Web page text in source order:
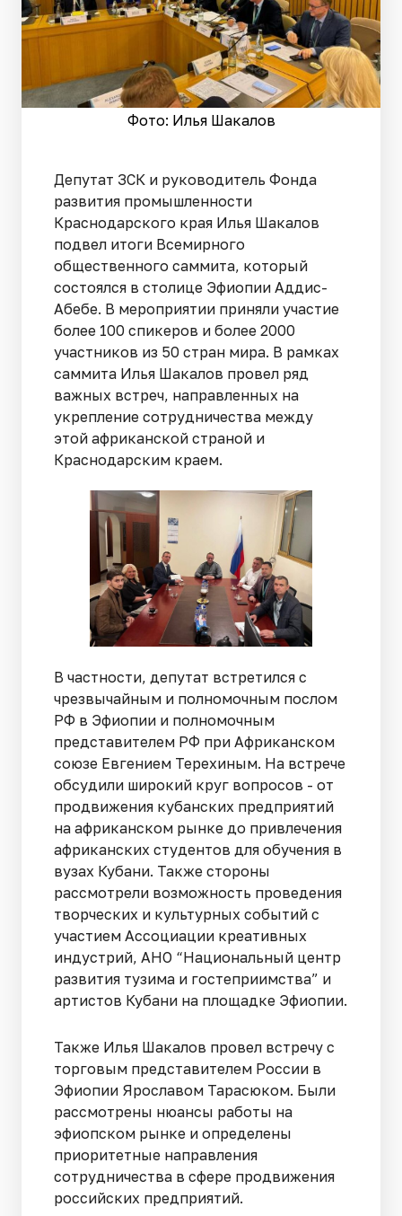
Фото: Илья Шакалов
Депутат ЗСК и руководитель Фонда
развития промышленности
Краснодарского края Илья Шакалов
подвел итоги Всемирного
общественного саммита, который
состоялся в столице Эфиопии Аддис-
Абебе. В мероприятии приняли участие
более 100 спикеров и более 2000
участников из 50 стран мира. В рамках
саммита Илья Шакалов провел ряд
важных встреч, направленных на
укрепление сотрудничества между
этой африканской страной и
Краснодарским краем.
В частности, депутат встретился с
чрезвычайным и полномочным послом
РФ в Эфиопии и полномочным
представителем РФ при Африканском
союзе Евгением Терехиным. На встрече
обсудили широкий круг вопросов - от
продвижения кубанских предприятий
на африканском рынке до привлечения
африканских студентов для обучения в
вузах Кубани. Также стороны
рассмотрели возможность проведения
творческих и культурных событий с
участием Ассоциации креативных
индустрий, АНО “Национальный центр
развития тузима и гостеприимства” и
артистов Кубани на площадке Эфиопии.
Также Илья Шакалов провел встречу с
торговым представителем России в
Эфиопии Ярославом Тарасюком. Были
рассмотрены нюансы работы на
эфиопском рынке и определены
приоритетные направления
сотрудничества в сфере продвижения
российских предприятий.